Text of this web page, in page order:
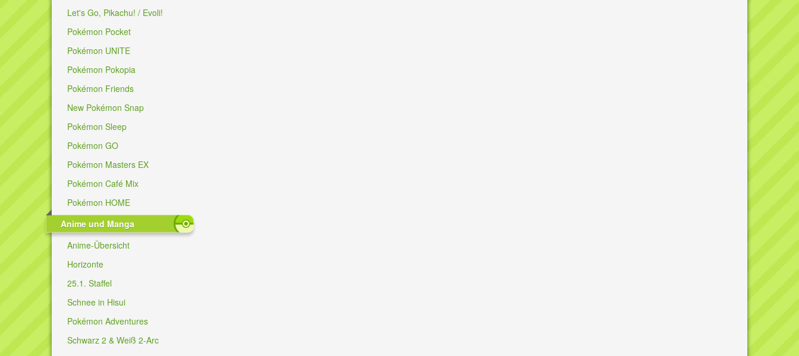
Let's Go, Pikachu! / Evoli!
Pokémon Pocket
Pokémon UNITE
Pokémon Pokopia
Pokémon Friends
New Pokémon Snap
Pokémon Sleep
Pokémon GO
Pokémon Masters EX
Pokémon Café Mix
Pokémon HOME
Anime und Manga
Anime-Übersicht
Horizonte
25.1. Staffel
Schnee in Hisui
Pokémon Adventures
Schwarz 2 & Weiß 2-Arc